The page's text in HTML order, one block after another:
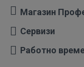
Магазин
Сервизи
Работно